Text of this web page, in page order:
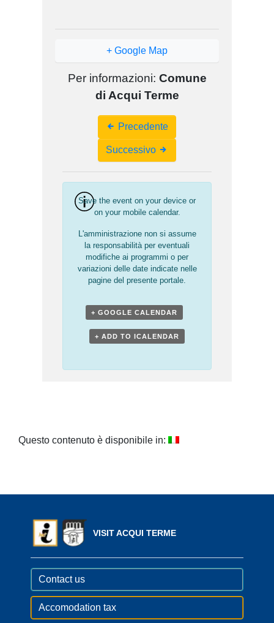
+ Google Map
Per informazioni: Comune
di Acqui Terme
Navigation
Precedente
Successivo
Save the event on your device or
on your mobile calendar.
L'amministrazione non si assume
la responsabilità per eventuali
modifiche ai programmi o per
variazioni delle date indicate nelle
pagine del presente portale.
+ GOOGLE CALENDAR
+ ADD TO ICALENDAR
Questo contenuto è disponibile in:
VISIT ACQUI TERME
Contact us
Accomodation tax